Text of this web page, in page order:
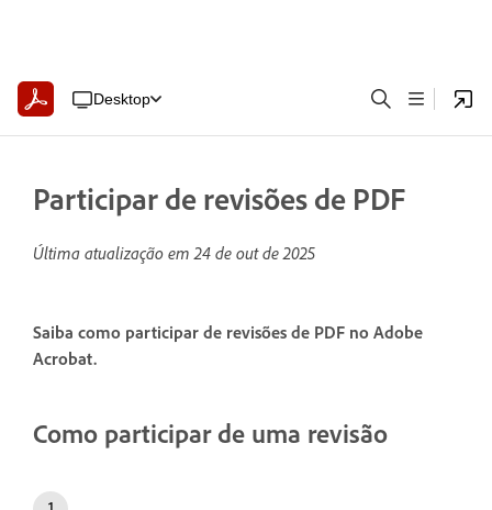
Desktop
Participar de revisões de PDF
Última atualização em24 de out de 2025
Saiba como participar de revisões de PDF no Adobe
Acrobat.
Como participar de uma revisão